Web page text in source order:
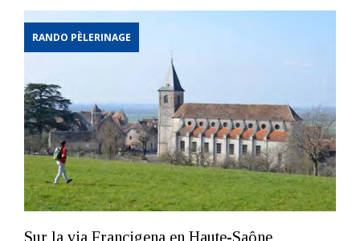
RANDO PÈLERINAGE
Sur la via Francigena en Haute-Saône